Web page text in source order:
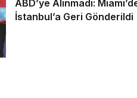
ABD’ye Alınmadı:
İstanbul’a Geri Gönderildi